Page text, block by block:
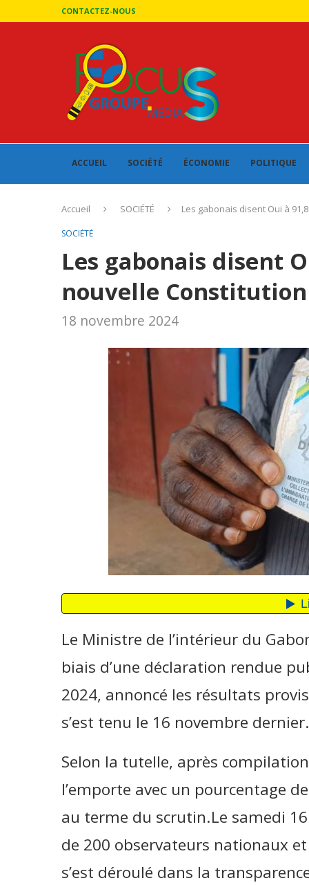
CONTACTEZ-NOUS
ACCUEIL SOCIÉTÉ ÉCONOMIE POLITIQUE
Accueil SOCIÉTÉ Les gabonais disent Oui à
SOCIÉTÉ
Les gabonais disent
nouvelle Constitution
18 novembre 2024
Le Ministre de l’intérieur du
biais d’une déclaration rendue
2024, annoncé les résultats
s’est tenu le 16 novembre dernier.
Selon la tutelle, après
l’emporte avec un pourcentage
au terme du scrutin.Le samedi
de 200 observateurs nationaux
s’est déroulé dans la